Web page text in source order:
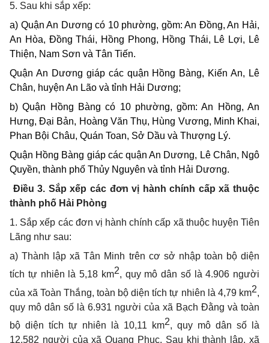
5. Sau khi sắp xếp:
a) Quận An Dương có 10 phường, gồm:An Đồng, An Hải,
An Hòa, Đồng Thái, Hồng Phong, Hồng Thái, Lê Lợi, Lê
Thiện, Nam Sơn và Tân Tiến.
Quận An Dương giáp các quận Hồng Bàng, Kiến An, Lê
Chân, huyện An Lão và tỉnh Hải Dương;
b) Quận Hồng Bàng có 10 phường, gồm:An Hồng, An
Hưng, Đại Bản, Hoàng Văn Thụ, Hùng Vương, Minh Khai,
Phan Bội Châu, Quán Toan, Sở Dầu và Thượng Lý.
Quận Hồng Bàng giáp các quận An Dương, Lê Chân, Ngô
Quyền, thành phố Thủy Nguyên và tỉnh Hải Dương.
Điều 3. Sắp xếp các đơn vị hành chính cấp xã thuộc
thành phố Hải Phòng
1. Sắp xếp các đơn vị hành chính cấp xã thuộc huyện Tiên
Lãng như sau:
a) Thành lập xã Tân Minh trên cơ sở nhập toàn bộ diện
tích tự nhiên là 5,18 km2, quy mô dân số là 4.906 người
của xã Toàn Thắng, toàn bộ diện tích tự nhiên là 4,79 km2,
quy mô dân số là 6.931 người của xã Bạch Đằng và toàn
bộ diện tích tự nhiên là 10,11 km2, quy mô dân số là
12.582 người của xã Quang Phục. Sau khi thành lập, xã